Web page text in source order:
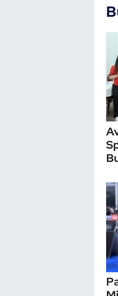
Sualtı Sporları